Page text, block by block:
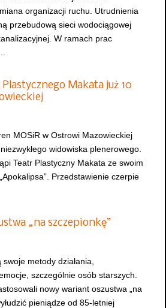
organizacji ruchu. Utrudnienia
przebudową sieci wodociągowej
W ramach prac
Makata już 10
MOSiR w Ostrowi Mazowieckiej
widowiska plenerowego.
Teatr Plastyczny Makata ze swoim
Przedstawienie czerpie
„na szczepionkę”
metody działania,
szczególnie osób starszych.
nowy wariant oszustwa „na
pieniądze od 85-letniej